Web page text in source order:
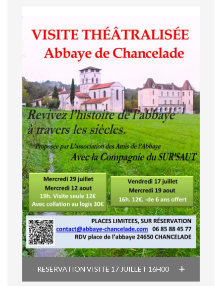
RESERVATION VISITE 17 JUILLET 16H00